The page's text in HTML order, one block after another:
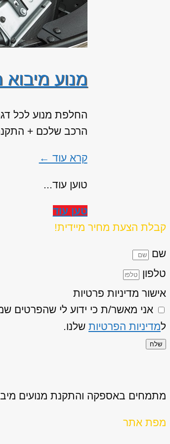
מנוע
החלפת מנוע לכל
הרכב שלכם +
קרא עוד ←
טוען עוד...
טען עוד
קבלת הצעת מחיר מיידית!
שם
טלפון
אישור מדיניות פרטיות
למדיניות הפרטיות שלנו.
שלח
מתמחים באספקה והתקנת מנועים
מפת אתר